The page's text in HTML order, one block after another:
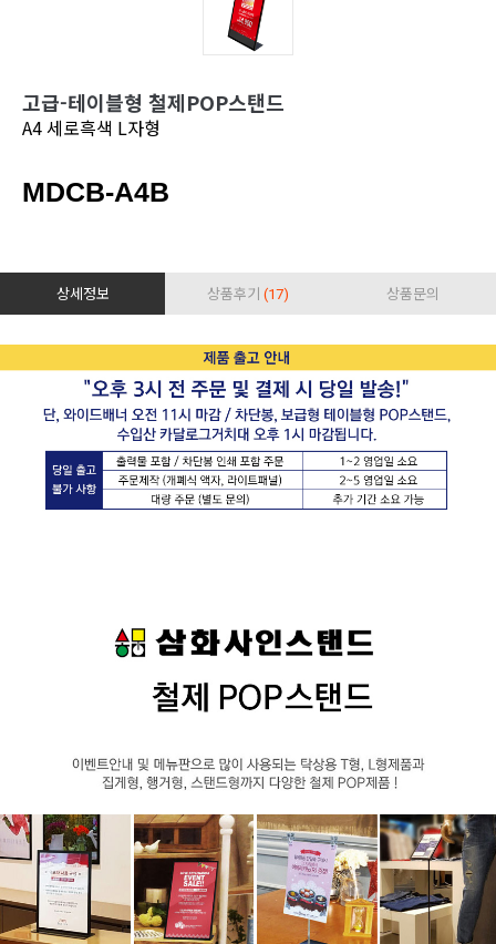
고급-테이블형 철제POP스탠드
A4 세로흑색 L자형
MDCB-A4B
상세정보 상품후기 (17) 상품문의